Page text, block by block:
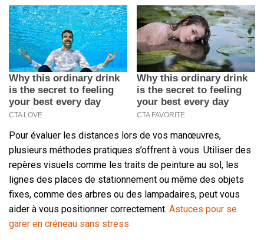
Pour évaluer les distances lors de vos manœuvres,
plusieurs méthodes pratiques s’offrent à vous. Utiliser des
repères visuels comme les traits de peinture au sol, les
lignes des places de stationnement ou même des objets
fixes, comme des arbres ou des lampadaires, peut vous
aider à vous positionner correctement. Astuces pour se
garer en créneau sans stress